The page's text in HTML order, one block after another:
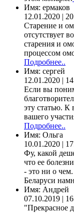
Имя: ермаков
12.01.2020 |
Старение и
отсутствует
старения и
процессом
Подробнее..
Имя: сергей
12.01.2020 |
Если вы
эту статью. К
вашего
Подробнее..
Имя: Ольга
10.01.2020 |
Фу, какой
что ее
- это ни о
Беларуси
Имя: Андрей
07.10.2019 |
"Прекрасное